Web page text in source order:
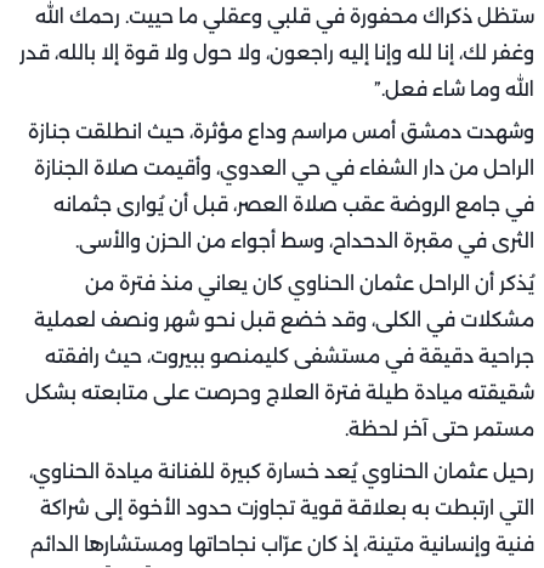
ستظل ذكراك محفورة في قلبي وعقلي ما حييت. رحمك الله
وغفر لك، إنا لله وإنا إليه راجعون، ولا حول ولا قوة إلا بالله، قدر
الله وما شاء فعل.”
وشهدت دمشق أمس مراسم وداع مؤثرة، حيث انطلقت جنازة
الراحل من دار الشفاء في حي العدوي، وأقيمت صلاة الجنازة
في جامع الروضة عقب صلاة العصر، قبل أن يُوارى جثمانه
الثرى في مقبرة الدحداح، وسط أجواء من الحزن والأسى.
يُذكر أن الراحل عثمان الحناوي كان يعاني منذ فترة من
مشكلات في الكلى، وقد خضع قبل نحو شهر ونصف لعملية
جراحية دقيقة في مستشفى كليمنصو ببيروت، حيث رافقته
شقيقته ميادة طيلة فترة العلاج وحرصت على متابعته بشكل
مستمر حتى آخر لحظة.
رحيل عثمان الحناوي يُعد خسارة كبيرة للفنانة ميادة الحناوي،
التي ارتبطت به بعلاقة قوية تجاوزت حدود الأخوة إلى شراكة
فنية وإنسانية متينة، إذ كان عرّاب نجاحاتها ومستشارها الدائم